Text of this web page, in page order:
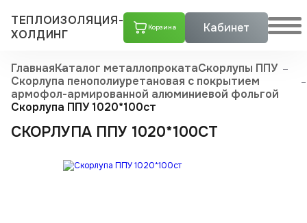
ТЕПЛОИЗОЛЯЦИЯ-
ХОЛДИНГ
Корзина Кабинет
ГлавнаяКаталог металлопрокатаСкорлупы ППУ
Скорлупа пенополиуретановая с покрытием
армофол-армиро­ванной алюминиевой фольгой
Скорлупа ППУ 1020*100ст
СКОРЛУПА ППУ 1020*100СТ